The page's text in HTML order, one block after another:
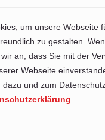
um unsere Webseite
zu gestalten.
an, dass Sie mit der
Webseite
und zum